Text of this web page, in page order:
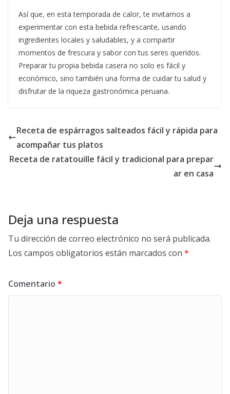
Así que, en esta temporada de calor, te invitamos a
experimentar con esta bebida refrescante, usando
ingredientes locales y saludables, y a compartir
momentos de frescura y sabor con tus seres queridos.
Preparar tu propia bebida casera no solo es fácil y
económico, sino también una forma de cuidar tu salud y
disfrutar de la riqueza gastronómica peruana.
Receta de espárragos salteados fácil y rápida para
acompañar tus platos
Receta de ratatouille fácil y tradicional para prepar
ar en casa
Deja una respuesta
Tu dirección de correo electrónico no será publicada.
Los campos obligatorios están marcados con *
Comentario *